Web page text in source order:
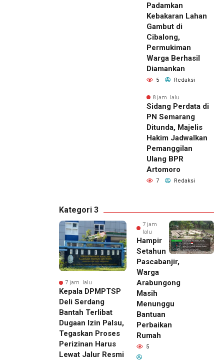
Padamkan
Kebakaran Lahan
Gambut di
Cibalong,
Permukiman
Warga Berhasil
Diamankan
5 Redaksi
8 jam lalu
Sidang Perdata di
PN Semarang
Ditunda, Majelis
Hakim Jadwalkan
Pemanggilan
Ulang BPR
Artomoro
7 Redaksi
Kategori 3
7 jam lalu
Kepala DPMPTSP
Deli Serdang
Bantah Terlibat
Dugaan Izin Palsu,
Tegaskan Proses
Perizinan Harus
Lewat Jalur Resmi
7 jam
lalu
Hampir
Setahun
Pascabanjir,
Warga
Arabungong
Masih
Menunggu
Bantuan
Perbaikan
Rumah
5